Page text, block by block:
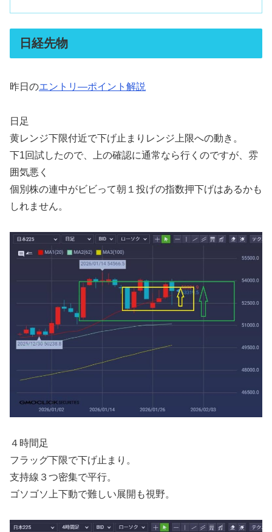
日経先物
昨日のエントリ―ポイント解説
日足
黄レンジ下限付近で下げ止まりレンジ上限への動き。
下1回試したので、上の確認に通常なら行くのですが、雰
囲気悪く
個別株の連中がビビって朝１投げの指数押下げはあるかも
しれません。
４時間足
フラッグ下限で下げ止まり。
支持線３つ密集で平行。
ゴソゴソ上下動で難しい展開も視野。